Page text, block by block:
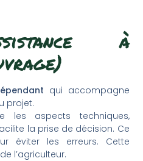
à
qui accompagne
projet.
les aspects techniques,
la prise de décision. Ce
éviter les erreurs. Cette
l’agriculteur.